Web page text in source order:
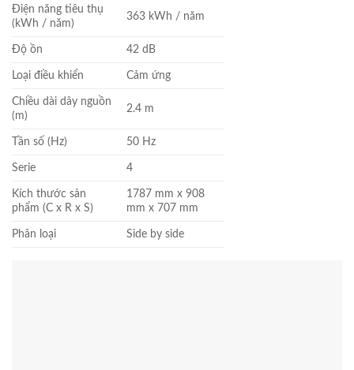
Điện năng tiêu thụ
(kWh / năm)
363 kWh / năm
Độ ồn 42 dB
Loại điều khiển Cảm ứng
Chiều dài dây nguồn
(m)
2.4 m
Tần số (Hz) 50 Hz
Serie 4
Kích thước sản
phẩm (C x R x S)
1787 mm x 908
mm x 707 mm
Phân loại Side by side